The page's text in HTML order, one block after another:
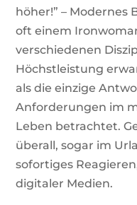
höher!” – Modernes
oft einem
verschiedenen
Höchstleistung
als die einzige
Anforderungen im
Leben betrachtet.
überall, sogar im
sofortiges
digitaler Medien.